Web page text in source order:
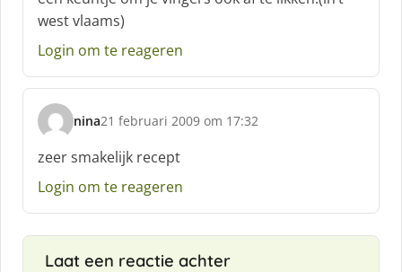
h
r
e
f
west vlaams)
Login om te reageren
nina
s
h
r
21 februari 2009 om 17:32
zeer smakelijk recept
Login om te reageren
Laat een reactie achter